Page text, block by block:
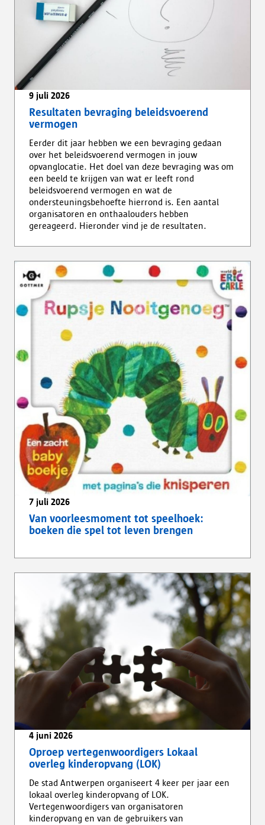
9 juli 2026
Resultaten bevraging beleidsvoerend
vermogen
Eerder dit jaar hebben we een bevraging gedaan
over het beleidsvoerend vermogen in jouw
opvanglocatie. Het doel van deze bevraging was om
een beeld te krijgen van wat er leeft rond
beleidsvoerend vermogen en wat de
ondersteuningsbehoefte hierrond is. Een aantal
organisatoren en onthaalouders hebben
gereageerd. Hieronder vind je de resultaten.
7 juli 2026
Van voorleesmoment tot speelhoek:
boeken die spel tot leven brengen
4 juni 2026
Oproep vertegenwoordigers Lokaal
overleg kinderopvang (LOK)
De stad Antwerpen organiseert 4 keer per jaar een
lokaal overleg kinderopvang of LOK.
Vertegenwoordigers van organisatoren
kinderopvang en van de gebruikers van